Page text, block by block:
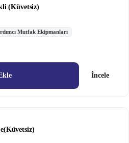
(Küvetsiz)
Mutfak Ekipmanları
İncele